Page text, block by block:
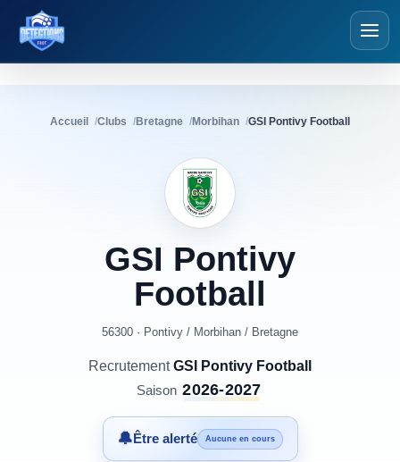
Détections Foot
Accueil Clubs Bretagne Morbihan GSI Pontivy Football
GSI Pontivy
Football
56300 · Pontivy / Morbihan / Bretagne
RecrutementGSI Pontivy Football
Saison 2026-2027
🔔Être alerté Aucune en cours